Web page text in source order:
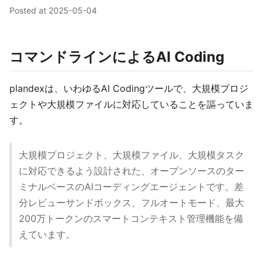
Posted at 2025-05-04
コマンドラインによるAI Coding
plandexは、いわゆるAI Codingツールで、大規模プロジ
ェクトや大規模ファイルに対応していることを謳っていま
す。
大規模プロジェクト、大規模ファイル、大規模タスク
に対応できるよう設計された、オープンソースのター
ミナルベースのAIコーディングエージェントです。差
分レビューサンドボックス、フルオートモード、最大
200万トークンのスマートコンテキスト管理機能を備
えています。